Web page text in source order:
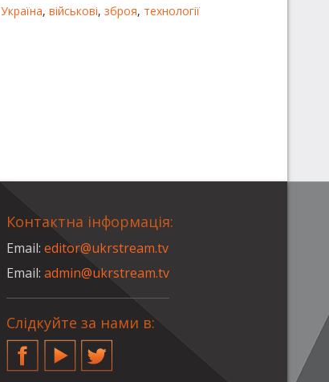
Україна, військові, зброя, технології
Контактна інформація:
Email:editor@ukrstream.tv
Email:admin@ukrstream.tv
Слідкуйте за нами в:
FacebookYouTubeTwitter